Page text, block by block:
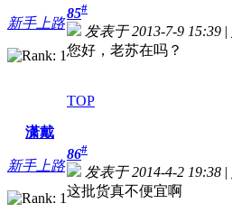
新手上路
85#
发表于 2013-7-9 15:39 |
您好，老苏在吗？
TOP
潇戴
新手上路
86#
发表于 2014-4-2 19:38 |
这批货真不便宜啊